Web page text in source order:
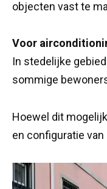
objecten vast te
Voor
In stedelijke
sommige
Hoewel dit
en configuratie van